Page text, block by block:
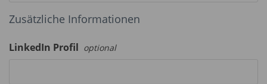
Zusätzliche Informationen
LinkedIn Profil optional